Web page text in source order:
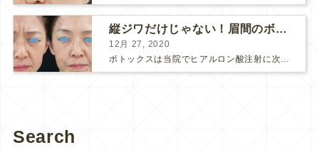
縦ジワだけじゃない！眉間のボトックス注射
12月 27, 2020
Search